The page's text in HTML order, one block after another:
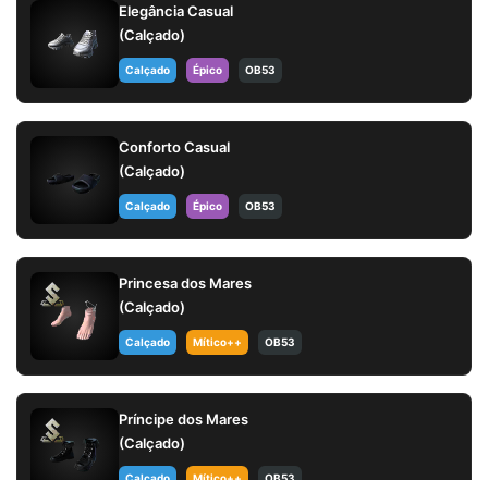
Elegância Casual
(Calçado)
Calçado Épico OB53
Conforto Casual
(Calçado)
Calçado Épico OB53
Princesa dos Mares
(Calçado)
Calçado Mítico++ OB53
Príncipe dos Mares
(Calçado)